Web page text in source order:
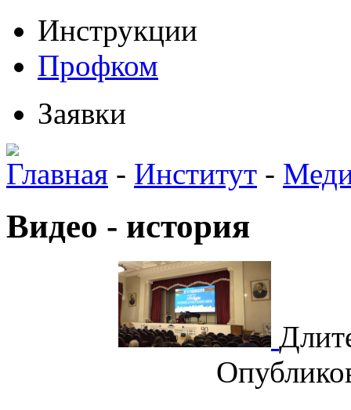
Инструкции
Профком
Заявки
Главная - Институт -
Видео - история